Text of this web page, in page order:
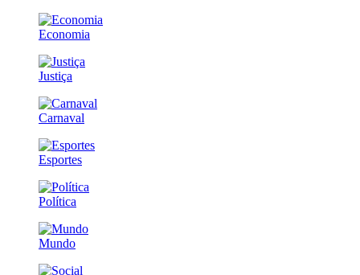
Economia
Justiça
Carnaval
Esportes
Política
Mundo